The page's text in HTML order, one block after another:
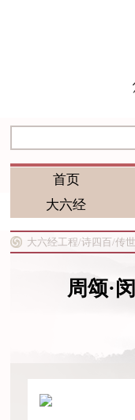
首页
大六经
大六经工程/诗四百/传
周颂·